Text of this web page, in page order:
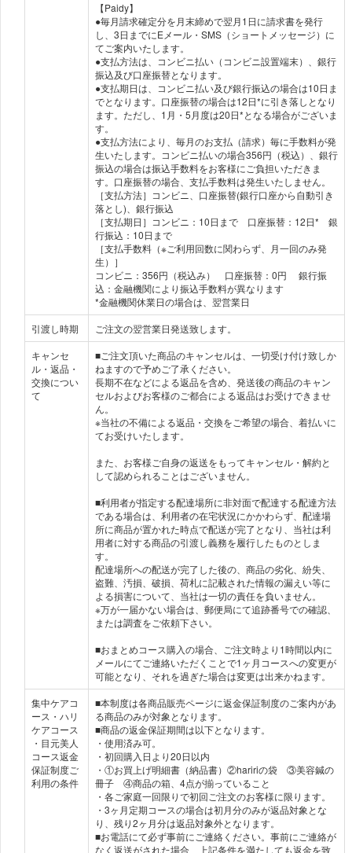
【Paidy】
●毎月請求確定分を月末締めで翌月1日に請求書を発行
し、3日までにEメール・SMS（ショートメッセージ）に
てご案内いたします。
●支払方法は、コンビニ払い（コンビニ設置端末）、銀行
振込及び口座振替となります。
●支払期日は、コンビニ払い及び銀行振込の場合は10日ま
でとなります。口座振替の場合は12日*に引き落しとなり
ます。ただし、1月・5月度は20日*となる場合がございま
す。
●支払方法により、毎月のお支払（請求）毎に手数料が発
生いたします。コンビニ払いの場合356円（税込）、銀行
振込の場合は振込手数料をお客様にご負担いただきま
す。口座振替の場合、支払手数料は発生いたしません。
［支払方法］コンビニ、口座振替(銀行口座から自動引き
落とし)、銀行振込
［支払期日］コンビニ：10日まで 口座振替：12日* 銀
行振込：10日まで
［支払手数料（※ご利用回数に関わらず、月一回のみ発
生）］
コンビニ：356円（税込み） 口座振替：0円 銀行振
込：金融機関により振込手数料が異なります
*金融機関休業日の場合は、翌営業日
引渡し時期
ご注文の翌営業日発送致します。
キャンセ
ル・返品・
交換につい
て
■ご注文頂いた商品のキャンセルは、一切受け付け致しか
ねますので予めご了承ください。
長期不在などによる返品を含め、発送後の商品のキャン
セルおよびお客様のご都合による返品はお受けできませ
ん。
※当社の不備による返品・交換をご希望の場合、着払いに
てお受けいたします。
また、お客様ご自身の返送をもってキャンセル・解約と
して認められることはございません。
■利用者が指定する配達場所に非対面で配達する配達方法
である場合は、利用者の在宅状況にかかわらず、配達場
所に商品が置かれた時点で配送が完了となり、当社は利
用者に対する商品の引渡し義務を履行したものとしま
す。
配達場所への配送が完了した後の、商品の劣化、紛失、
盗難、汚損、破損、荷札に記載された情報の漏えい等に
よる損害について、当社は一切の責任を負いません。
※万が一届かない場合は、郵便局にて追跡番号での確認、
または調査をご依頼下さい。
■おまとめコース購入の場合、ご注文時より1時間以内に
メールにてご連絡いただくことで1ヶ月コースへの変更が
可能となり、それを過ぎた場合は変更は出来かねます。
集中ケアコ
ース・ハリ
ケアコース
・目元美人
コース返金
保証制度ご
利用の条件
■本制度は各商品販売ページに返金保証制度のご案内があ
る商品のみが対象となります。
■商品の返金保証期間は以下となります。
・使用済み可。
・初回購入日より20日以内
・①お買上げ明細書（納品書）②haririの袋 ③美容鍼の
冊子 ④商品の箱、4点が揃っていること
・各ご家庭一回限りで初回ご注文のお客様に限ります。
・3ヶ月定期コースの場合は初月分のみが返品対象とな
り、残り2ヶ月分は返品対象外となります。
■お電話にて必ず事前にご連絡ください。事前にご連絡が
なく返送がされた場合、上記条件を満たしても返金を致